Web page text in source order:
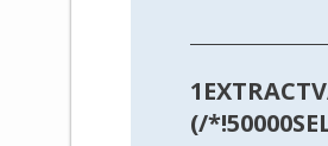
(/